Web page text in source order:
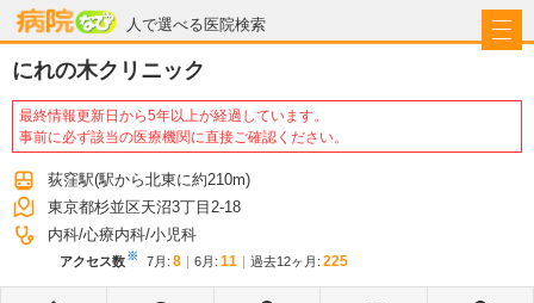
人で選べる医院検索
病院なび
にれの木クリニック
最終情報更新日から5年以上が経過しています。
事前に必ず該当の医療機関に直接ご確認ください。
荻窪駅(駅から北東に約210m)
東京都杉並区天沼3丁目2-18
内科 心療内科 小児科
アクセス数※ 7月 : 8 6月 : 11 過去12ヶ月: 225